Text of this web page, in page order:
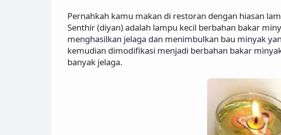
Pernahkah kamu makan di restoran dengan hiasan
Senthir (diyan) adalah lampu kecil berbahan bakar
menghasilkan jelaga dan menimbulkan bau minyak
kemudian dimodifikasi menjadi berbahan bakar
banyak jelaga.